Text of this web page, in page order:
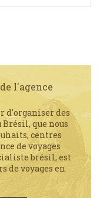
l'agence
d'organiser des
que nous
centres
de voyages
brésil, est
de voyages en